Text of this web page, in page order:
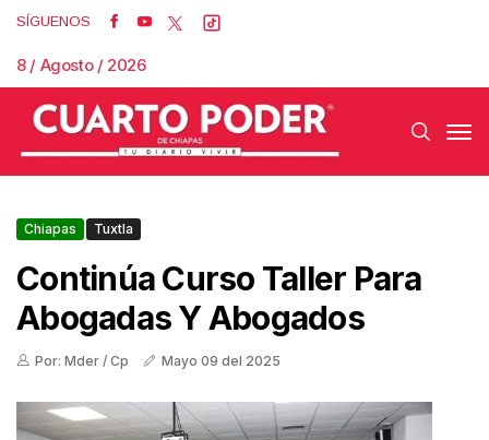
SÍGUENOS
8 / Agosto / 2026
Chiapas Tuxtla
Continúa Curso Taller Para
Abogadas Y Abogados
Por: Mder / Cp Mayo 09 del 2025